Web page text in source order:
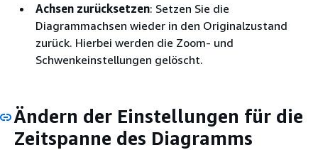
Achsen zurücksetzen: Setzen Sie die
Diagrammachsen wieder in den Originalzustand
zurück. Hierbei werden die Zoom- und
Schwenkeinstellungen gelöscht.
Ändern der Einstellungen für die
Zeitspanne des Diagramms